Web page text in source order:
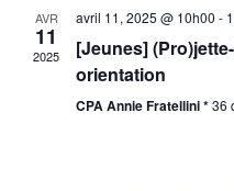
AVR
11
2025
avril 11, 2025 @ 10h00 -
[Jeunes]
orientation
CPA Annie Fratellini *36